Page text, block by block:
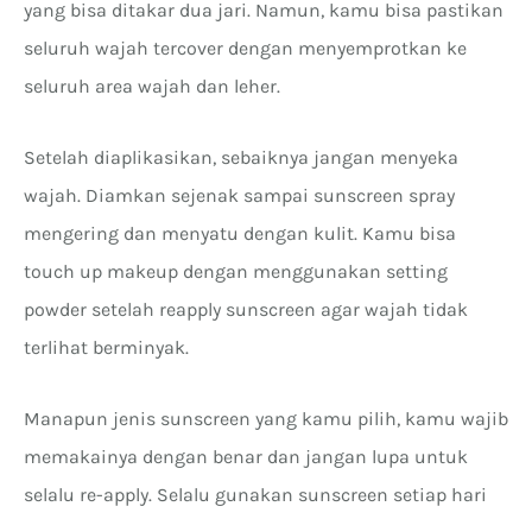
yang bisa ditakar dua jari. Namun, kamu bisa pastikan
seluruh wajah tercover dengan menyemprotkan ke
seluruh area wajah dan leher.
Setelah diaplikasikan, sebaiknya jangan menyeka
wajah. Diamkan sejenak sampai sunscreen spray
mengering dan menyatu dengan kulit. Kamu bisa
touch up makeup dengan menggunakan setting
powder setelah reapply sunscreen agar wajah tidak
terlihat berminyak.
Manapun jenis sunscreen yang kamu pilih, kamu wajib
memakainya dengan benar dan jangan lupa untuk
selalu re-apply. Selalu gunakan sunscreen setiap hari